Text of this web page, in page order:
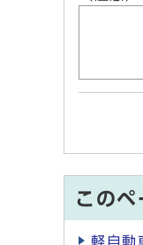
この
軽自動